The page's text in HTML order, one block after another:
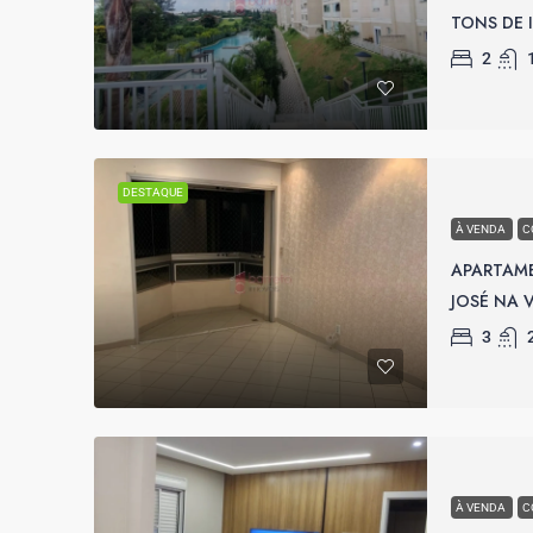
TONS DE
2
DESTAQUE
À VENDA
JOSÉ NA
3
À VENDA